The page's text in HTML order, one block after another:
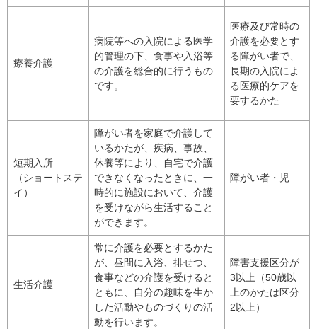
療養介護
病院等への入院による医学
的管理の下、食事や入浴等
の介護を総合的に行うもの
です。
医療及び常時の
介護を必要とす
る障がい者で、
長期の入院によ
る医療的ケアを
要するかた
短期入所
（ショートステ
イ）
障がい者を家庭で介護して
いるかたが、疾病、事故、
休養等により、自宅で介護
できなくなったときに、一
時的に施設において、介護
を受けながら生活すること
ができます。
障がい者・児
生活介護
常に介護を必要とするかた
が、昼間に入浴、排せつ、
食事などの介護を受けると
ともに、自分の趣味を生か
した活動やものづくりの活
動を行います。
障害支援区分が
3以上（50歳以
上のかたは区分
2以上）